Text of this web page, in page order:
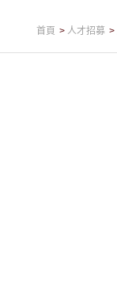
首頁 人才招募